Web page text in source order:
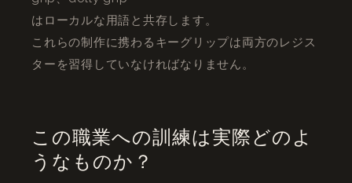
はローカルな用語と共存します。
これらの制作に携わるキーグリップは両方のレジス
ターを習得していなければなりません。
この職業への訓練は実際どのよ
うなものか？